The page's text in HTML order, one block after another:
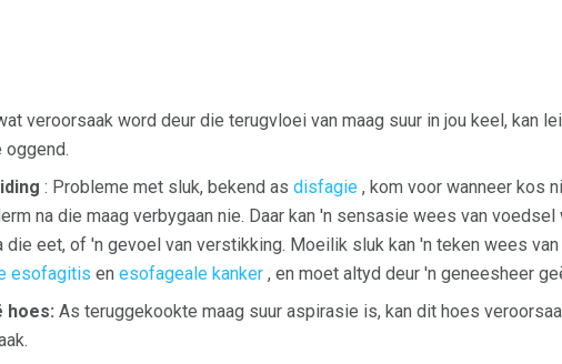
veroorsaak word deur die terugvloei van maag suur in jou keel, kan
oggend.
: Probleme met sluk, bekend as disfagie , kom voor wanneer kos
na die maag verbygaan nie. Daar kan 'n sensasie wees van
die eet, of 'n gevoel van verstikking. Moeilik sluk kan 'n teken wees
esofagitis en esofageale kanker , en moet altyd deur 'n geneesheer
hoes: As teruggekookte maag suur aspirasie is, kan dit hoes